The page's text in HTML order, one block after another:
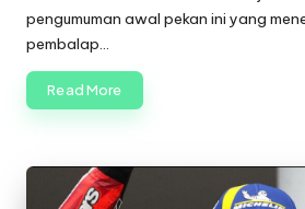
pengumuman awal pekan ini yang
pembalap…
Read More